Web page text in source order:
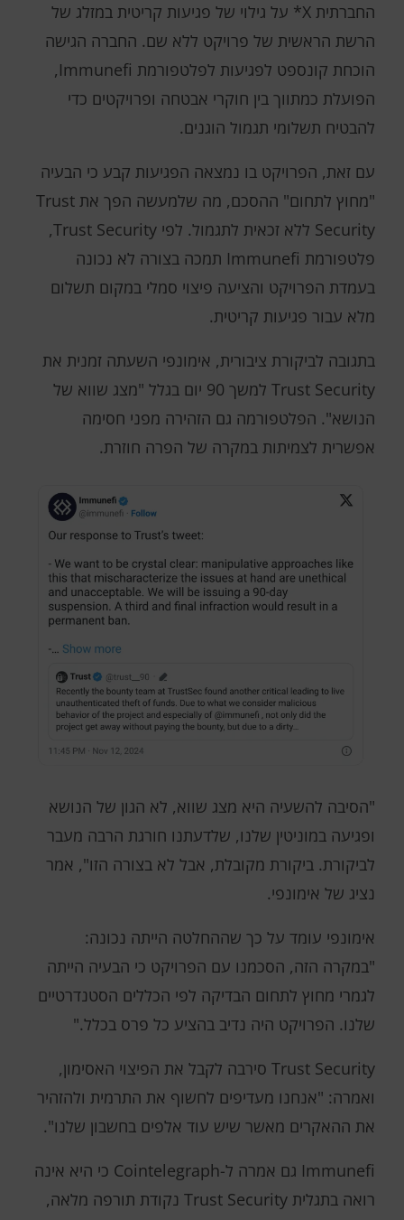
החברתית X* על גילוי של פגיעות קריטית במזלג של
הרשת הראשית של פרויקט ללא שם. החברה הגישה
הוכחת קונספט לפגיעות לפלטפורמת Immunefi,
הפועלת כמתווך בין חוקרי אבטחה ופרויקטים כדי
להבטיח תשלומי תגמול הוגנים.
עם זאת, הפרויקט בו נמצאה הפגיעות קבע כי הבעיה
"מחוץ לתחום" ההסכם, מה שלמעשה הפך את Trust
Security ללא זכאית לתגמול. לפי Trust Security,
פלטפורמת Immunefi תמכה בצורה לא נכונה
בעמדת הפרויקט והציעה פיצוי סמלי במקום תשלום
מלא עבור פגיעות קריטית.
בתגובה לביקורת ציבורית, אימונפי השעתה זמנית את
Trust Security למשך 90 יום בגלל "מצג שווא של
הנושא". הפלטפורמה גם הזהירה מפני חסימה
אפשרית לצמיתות במקרה של הפרה חוזרת.
"הסיבה להשעיה היא מצג שווא, לא הגון של הנושא
ופגיעה במוניטין שלנו, שלדעתנו חורגת הרבה מעבר
לביקורת. ביקורת מקובלת, אבל לא בצורה הזו", אמר
נציג של אימונפי.
אימונפי עומד על כך שההחלטה הייתה נכונה:
"במקרה הזה, הסכמנו עם הפרויקט כי הבעיה הייתה
לגמרי מחוץ לתחום הבדיקה לפי הכללים הסטנדרטיים
שלנו. הפרויקט היה נדיב בהציע כל פרס בכלל."
Trust Security סירבה לקבל את הפיצוי האסימון,
ואמרה: "אנחנו מעדיפים לחשוף את התרמית ולהזהיר
את ההאקרים מאשר שיש עוד אלפים בחשבון שלנו".
Immunefi גם אמרה ל-Cointelegraph כי היא אינה
רואה בתגלית Trust Security נקודת תורפה מלאה,